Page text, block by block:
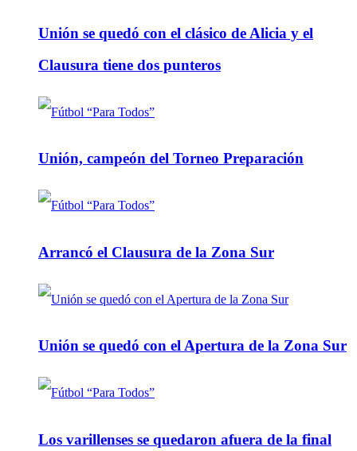
Unión se quedó con el clásico de Alicia y el
Clausura tiene dos punteros
Unión, campeón del Torneo Preparación
Arrancó el Clausura de la Zona Sur
Unión se quedó con el Apertura de la Zona Sur
Los varillenses se quedaron afuera de la final